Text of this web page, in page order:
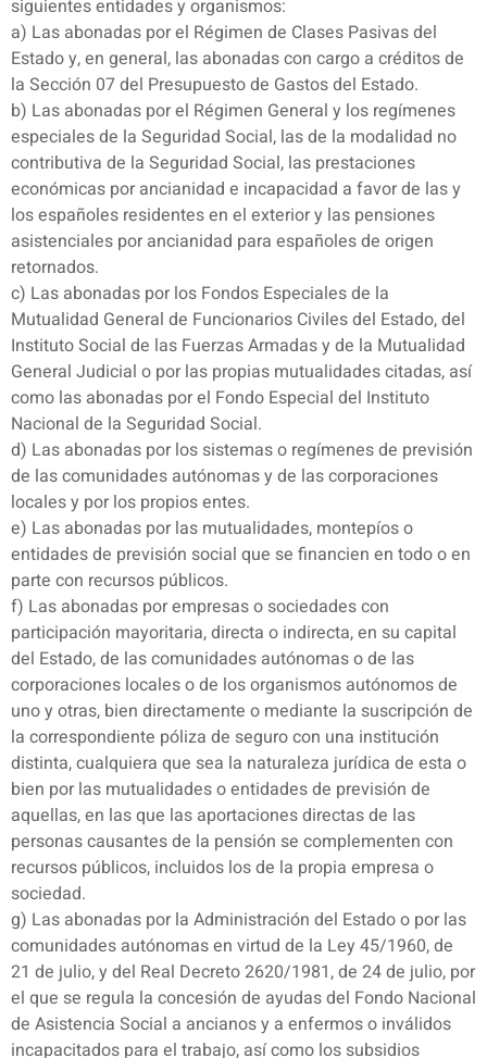
siguientes entidades y organismos:
a) Las abonadas por el Régimen de Clases Pasivas del
Estado y, en general, las abonadas con cargo a créditos de
la Sección 07 del Presupuesto de Gastos del Estado.
b) Las abonadas por el Régimen General y los regímenes
especiales de la Seguridad Social, las de la modalidad no
contributiva de la Seguridad Social, las prestaciones
económicas por ancianidad e incapacidad a favor de las y
los españoles residentes en el exterior y las pensiones
asistenciales por ancianidad para españoles de origen
retornados.
c) Las abonadas por los Fondos Especiales de la
Mutualidad General de Funcionarios Civiles del Estado, del
Instituto Social de las Fuerzas Armadas y de la Mutualidad
General Judicial o por las propias mutualidades citadas, así
como las abonadas por el Fondo Especial del Instituto
Nacional de la Seguridad Social.
d) Las abonadas por los sistemas o regímenes de previsión
de las comunidades autónomas y de las corporaciones
locales y por los propios entes.
e) Las abonadas por las mutualidades, montepíos o
entidades de previsión social que se financien en todo o en
parte con recursos públicos.
f) Las abonadas por empresas o sociedades con
participación mayoritaria, directa o indirecta, en su capital
del Estado, de las comunidades autónomas o de las
corporaciones locales o de los organismos autónomos de
uno y otras, bien directamente o mediante la suscripción de
la correspondiente póliza de seguro con una institución
distinta, cualquiera que sea la naturaleza jurídica de esta o
bien por las mutualidades o entidades de previsión de
aquellas, en las que las aportaciones directas de las
personas causantes de la pensión se complementen con
recursos públicos, incluidos los de la propia empresa o
sociedad.
g) Las abonadas por la Administración del Estado o por las
comunidades autónomas en virtud de la Ley 45/1960, de
21 de julio, y del Real Decreto 2620/1981, de 24 de julio, por
el que se regula la concesión de ayudas del Fondo Nacional
de Asistencia Social a ancianos y a enfermos o inválidos
incapacitados para el trabajo, así como los subsidios